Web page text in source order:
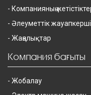
Компанияның
Әлеуметтік
Жаңалықтар
Компания бағыты
Жобалау